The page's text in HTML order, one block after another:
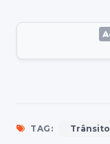
TAG: Trânsito